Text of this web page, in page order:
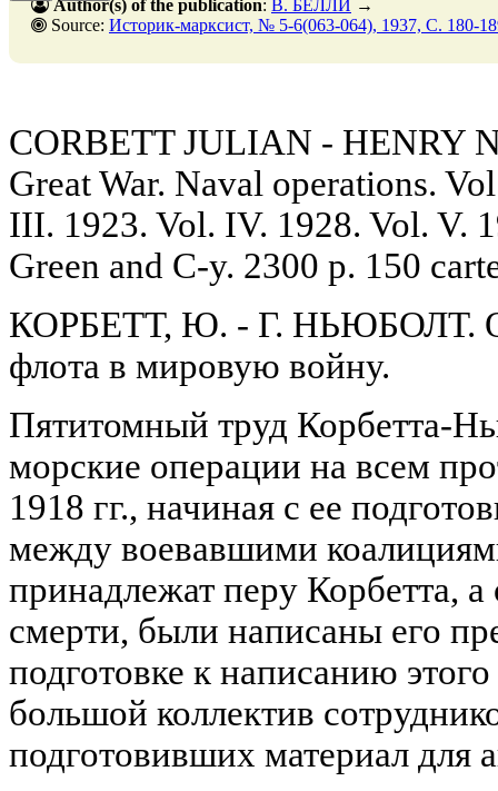
Author(s) of the publication: В. БЕЛЛИ →
Source: Историк-марксист, № 5-6(063-064), 1937, C. 180-
CORBETT JULIAN - HENRY
Great War. Naval operations.
III. 1923. Vol. IV. 1928. Vol. V.
Green and C-y. 2300 p. 150
КОРБЕТТ, Ю. - Г. НЬЮБОЛТ.
флота в мировую войну.
Пятитомный труд Корбетта-
морские операции на всем
1918 гг., начиная с ее
между воевавшими
принадлежат перу Корбетта, а
смерти, были написаны его
подготовке к написанию этого
большой коллектив
подготовивших материал для